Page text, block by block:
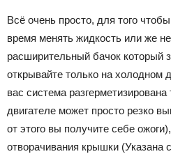
Всё очень просто, для того
время менять жидкость или же
расширительный бачок который
открывайте только на холодном
вас система
двигателе может просто резко
от этого вы получите себе
отворачивания крышки (Указана